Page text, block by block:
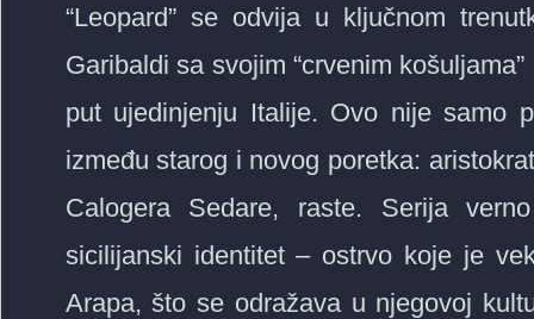
“Leopard” se odvija u ključnom
Garibaldi sa svojim “crvenim
put ujedinjenju Italije. Ovo nije samo
između starog i novog poretka:
Calogera Sedare, raste. Serija
sicilijanski identitet – ostrvo koje je
Arapa, što se odražava u njegovoj